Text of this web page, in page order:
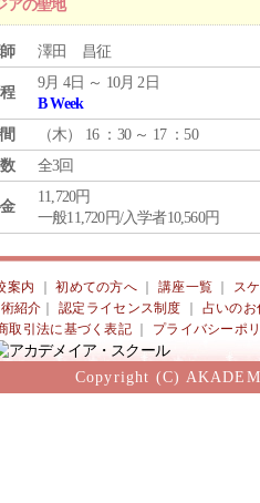
アの聖地
澤田 昌征
9月 4日 ～ 10月 2日
B Week
（木） 16 ：30 ～ 17 ：50
全3回
11,720円
一般11,720円/入学者10,560円
案内 ｜初めての方へ 講座一覧
ス
紹介 ｜認定ライセンス制度
占いのお
取引法に基づく表記 プライバシーポ
Copyright (C)